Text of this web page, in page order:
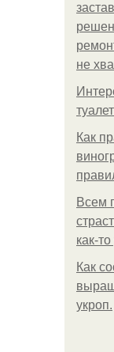
не
Как
Всем
как-
Как
укроп.